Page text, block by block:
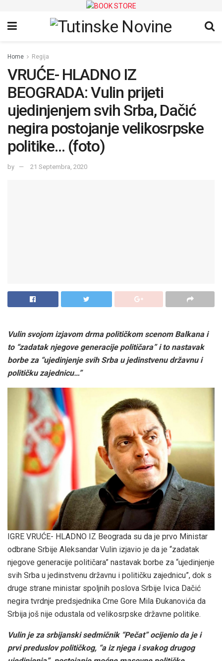
Home Regija
VRUĆE- HLADNO IZ
BEOGRADA: Vulin prijeti
ujedinjenjem svih Srba, Dačić
negira postojanje velikosrpske
politike… (foto)
by 21 Septembra, 2020
Vulin svojom izjavom drma političkom scenom Balkana i
to “zadatak njegove generacije političara” i to nastavak
borbe za “ujedinjenje svih Srba u jedinstvenu državnu i
političku zajednicu…”
IGRE VRUĆE- HLADNO IZ Beograda su da je prvo Ministar
odbrane Srbije Aleksandar Vulin izjavio je da je “zadatak
njegove generacije političara” nastavak borbe za “ujedinjenje
svih Srba u jedinstvenu državnu i političku zajednicu”, dok s
druge strane ministar spoljnih poslova Srbije Ivica Dačić
negira tvrdnje predsjednika Crne Gore Mila Đukanovića da
Srbija još nije odustala od velikosrpske državne politike.
Vulin je za srbijanski sedmičnik “Pečat” ocijenio da je i
prvi preduslov političkog, “a iz njega i svakog drugog